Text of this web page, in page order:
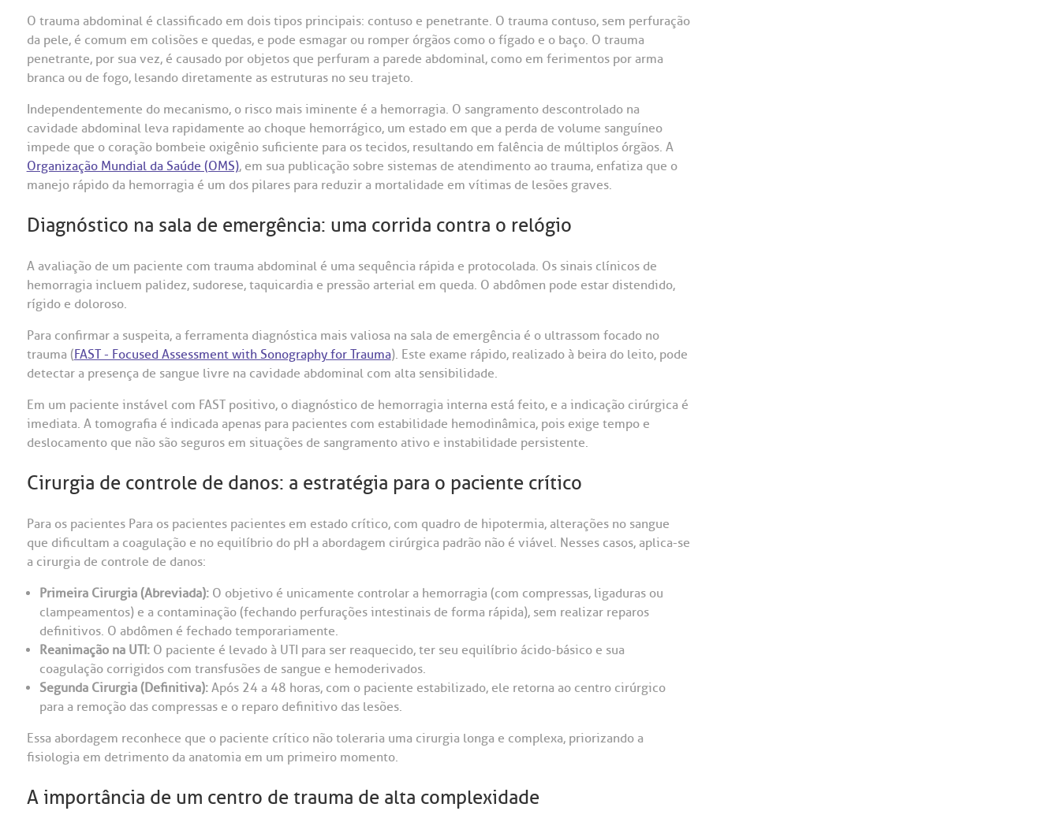
O trauma abdominal é classificado em dois tipos principais: contuso e penetrante. O trauma contuso, sem perfuração
da pele, é comum em colisões e quedas, e pode esmagar ou romper órgãos como o fígado e o baço. O trauma
penetrante, por sua vez, é causado por objetos que perfuram a parede abdominal, como em ferimentos por arma
branca ou de fogo, lesando diretamente as estruturas no seu trajeto.
Independentemente do mecanismo, o risco mais iminente é a hemorragia. O sangramento descontrolado na
cavidade abdominal leva rapidamente ao choque hemorrágico, um estado em que a perda de volume sanguíneo
impede que o coração bombeie oxigênio suficiente para os tecidos, resultando em falência de múltiplos órgãos. A
Organização Mundial da Saúde (OMS), em sua publicação sobre sistemas de atendimento ao trauma, enfatiza que o
manejo rápido da hemorragia é um dos pilares para reduzir a mortalidade em vítimas de lesões graves.
Diagnóstico na sala de emergência: uma corrida contra o relógio
A avaliação de um paciente com trauma abdominal é uma sequência rápida e protocolada. Os sinais clínicos de
hemorragia incluem palidez, sudorese, taquicardia e pressão arterial em queda. O abdômen pode estar distendido,
rígido e doloroso.
Para confirmar a suspeita, a ferramenta diagnóstica mais valiosa na sala de emergência é o ultrassom focado no
trauma (FAST - Focused Assessment with Sonography for Trauma). Este exame rápido, realizado à beira do leito, pode
detectar a presença de sangue livre na cavidade abdominal com alta sensibilidade.
Em um paciente instável com FAST positivo, o diagnóstico de hemorragia interna está feito, e a indicação cirúrgica é
imediata. A tomografia é indicada apenas para pacientes com estabilidade hemodinâmica, pois exige tempo e
deslocamento que não são seguros em situações de sangramento ativo e instabilidade persistente.
Cirurgia de controle de danos: a estratégia para o paciente crítico
Para os pacientes Para os pacientes pacientes em estado crítico, com quadro de hipotermia, alterações no sangue
que dificultam a coagulação e no equilíbrio do pH a abordagem cirúrgica padrão não é viável. Nesses casos, aplica-se
a cirurgia de controle de danos:
Primeira Cirurgia (Abreviada):O objetivo é unicamente controlar a hemorragia (com compressas, ligaduras ou
clampeamentos) e a contaminação (fechando perfurações intestinais de forma rápida), sem realizar reparos
definitivos. O abdômen é fechado temporariamente.
Reanimação na UTI:O paciente é levado à UTI para ser reaquecido, ter seu equilíbrio ácido-básico e sua
coagulação corrigidos com transfusões de sangue e hemoderivados.
Segunda Cirurgia (Definitiva):Após 24 a 48 horas, com o paciente estabilizado, ele retorna ao centro cirúrgico
para a remoção das compressas e o reparo definitivo das lesões.
Essa abordagem reconhece que o paciente crítico não toleraria uma cirurgia longa e complexa, priorizando a
fisiologia em detrimento da anatomia em um primeiro momento.
A importância de um centro de trauma de alta complexidade